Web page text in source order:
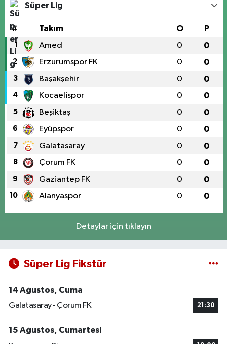
Süper Lig
# Takım O P
1 Amed 0 0
2 Erzurumspor FK 0 0
3 Başakşehir 0 0
4 Kocaelispor 0 0
5 Beşiktaş 0 0
6 Eyüpspor 0 0
7 Galatasaray 0 0
8 Çorum FK 0 0
9 Gaziantep FK 0 0
10 Alanyaspor 0 0
Detaylar için tıklayın
Süper Lig Fikstür
14 Ağustos, Cuma
Galatasaray - Çorum FK
21:30
15 Ağustos, Cumartesi